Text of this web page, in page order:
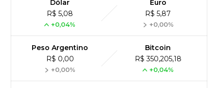
Dólar
R$ 5,08
+0,04%
Euro
R$ 5,87
+0,00%
Peso Argentino
R$ 0,00
+0,00%
Bitcoin
R$ 350,205,18
+0,04%